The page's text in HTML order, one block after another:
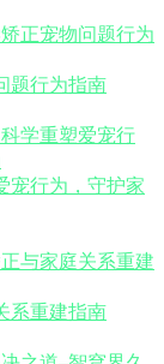
题行为指南
宠行为，守护家
系重建指南